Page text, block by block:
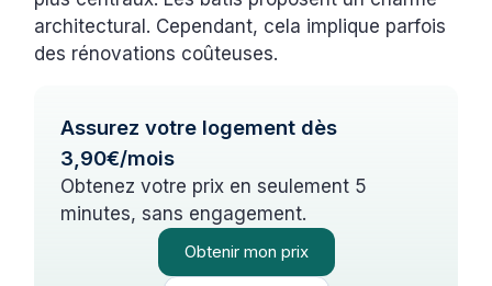
architectural. Cependant, cela implique parfois
des rénovations coûteuses.
Assurez votre logement dès
3,90€/mois
Obtenez votre prix en seulement 5
minutes, sans engagement.
Obtenir mon prix